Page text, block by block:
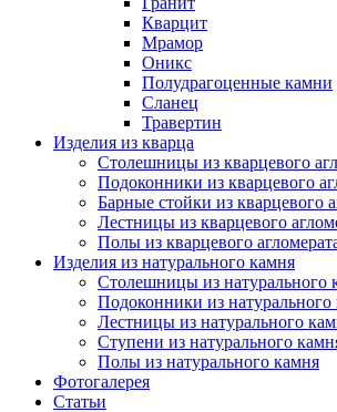
Кварцит
Мрамор
Оникс
Полудрагоценные камни
Сланец
Травертин
Изделия из кварца
Столешницы из кварцевого
Подоконники из кварцевого
Барные стойки из кварцевого
Лестницы из кварцевого
Полы из кварцевого
Изделия из натурального камня
Столешницы из натурального
Подоконники из натурального
Лестницы из натурального
Ступени из натурального
Полы из натурального камня
Фотогалерея
Статьи